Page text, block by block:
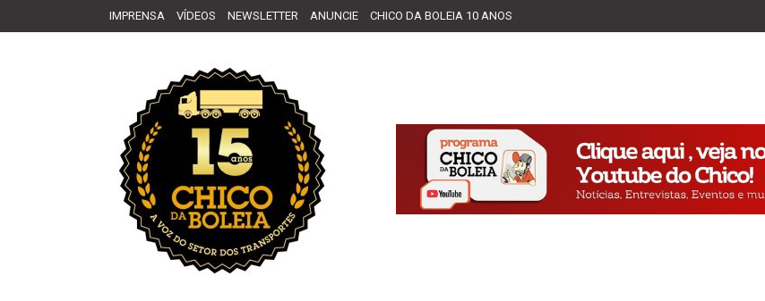
IMPRENSA VÍDEOS NEWSLETTER ANUNCIE CHICO DA BOLEIA 10 ANOS